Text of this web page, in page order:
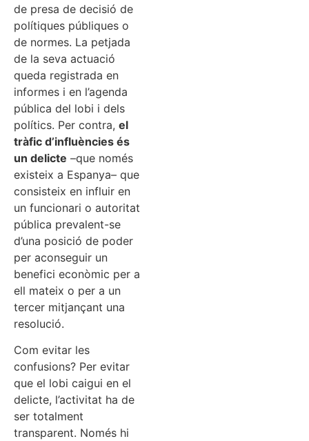
de presa de decisió de
polítiques públiques o
de normes. La petjada
de la seva actuació
queda registrada en
informes i en l’agenda
pública del lobi i dels
polítics. Per contra, el
tràfic d’influències és
un delicte –que només
existeix a Espanya– que
consisteix en influir en
un funcionari o autoritat
pública prevalent-se
d’una posició de poder
per aconseguir un
benefici econòmic per a
ell mateix o per a un
tercer mitjançant una
resolució.
Com evitar les
confusions? Per evitar
que el lobi caigui en el
delicte, l’activitat ha de
ser totalment
transparent. Només hi